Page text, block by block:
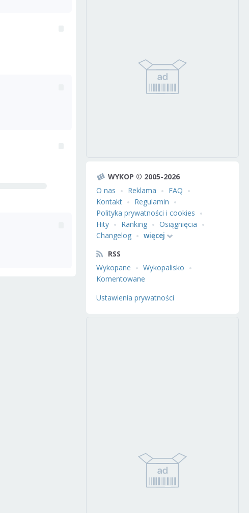
WYKOP © 2005-2026
O nas
Reklama
FAQ
Kontakt
Regulamin
Polityka prywatności i cookies
Hity
Ranking
Osiągnięcia
Changelog
więcej
RSS
Wykopane
Wykopalisko
Komentowane
Ustawienia prywatności